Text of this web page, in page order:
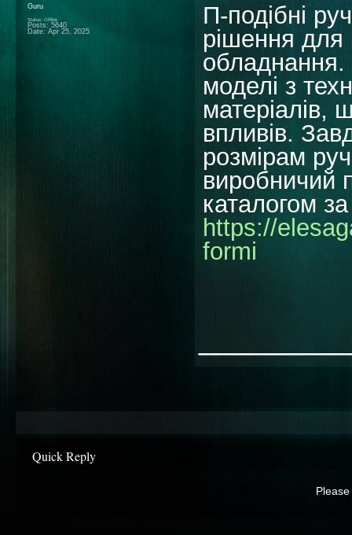
Guru
Status: Offline
Posts: 5640
Date: Apr 25, 2025
П-подібні
рішення для
обладнання.
моделі з
матеріалів,
впливів.
розмірам
виробничий
каталогом
https://
formi
Quick Reply